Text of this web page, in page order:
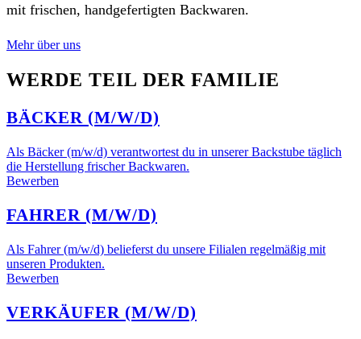
mit frischen, handgefertigten Backwaren.
Mehr über uns
WERDE TEIL DER FAMILIE
BÄCKER (M/W/D)
Als Bäcker (m/w/d) verantwortest du in unserer Backstube täglich
die Herstellung frischer Backwaren.
Bewerben
FAHRER (M/W/D)
Als Fahrer (m/w/d) belieferst du unsere Filialen regelmäßig mit
unseren Produkten.
Bewerben
VERKÄUFER (M/W/D)